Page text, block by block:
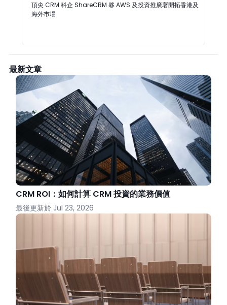
頂尖 CRM 科企 ShareCRM 夥 AWS 及投資推廣署開拓香港及
海外市場
最新文章
CRM ROI：如何計算 CRM 投資的業務價值
最後更新於 Jul 23, 2026